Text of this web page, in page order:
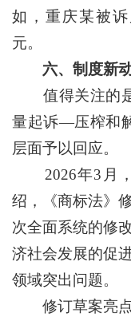
如，重庆某被
元。
六、制度新
值得关注的是
量起诉—压榨和
层面予以回应。
2026年3月，
绍，《商标法》
次全面系统的修
济社会发展的促
领域突出问题。
修订草案亮点